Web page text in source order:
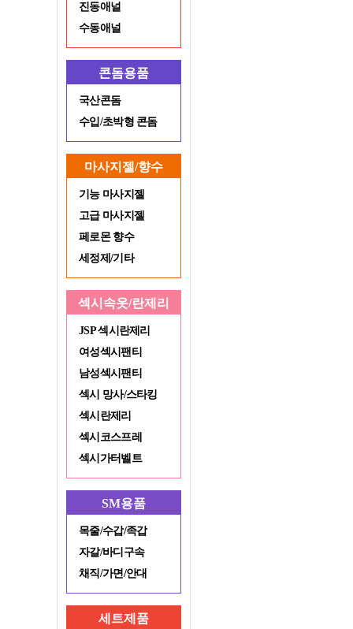
진동애널
수동애널
콘돔용품
국산콘돔
수입/초박형 콘돔
마사지젤/향수
기능 마사지젤
고급 마사지젤
페로몬 향수
세정제/기타
섹시속옷/란제리
JSP 섹시란제리
여성섹시팬티
남성섹시팬티
섹시 망사/스타킹
섹시란제리
섹시코스프레
섹시가터벨트
SM용품
목줄/수갑/족갑
자갈/바디구속
채직/가면/안대
세트제품